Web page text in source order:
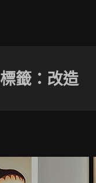
標籤：改造